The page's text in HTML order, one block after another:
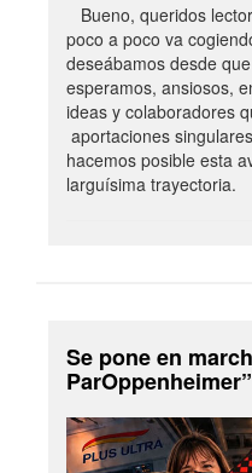
Bueno, queridos
poco a poco va
deseábamos desde
esperamos, ansiosos,
ideas y colaboradores
aportaciones
hacemos posible esta
larguísima trayectoria.
Se pone en
ParOppenheimer”